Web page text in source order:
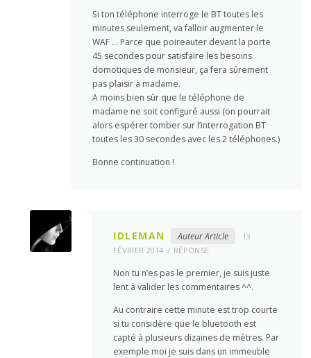
Si ton téléphone interroge le BT toutes les
minutes seulement, va falloir augmenter le
WAF … Parce que poireauter devant la porte
45 secondes pour satisfaire les besoins
domotiques de monsieur, ça fera sûrement
pas plaisir à madame.
A moins bien sûr que le téléphone de
madame ne soit configuré aussi (on pourrait
alors espérer tomber sur l’interrogation BT
toutes les 30 secondes avec les 2 téléphones.)
Bonne continuation !
IDLEMAN Auteur Article
13
FÉVRIER 2014
RÉPONSE
Non tu n’es pas le premier, je suis juste
lent à valider les commentaires ^^.
Au contraire cette minute est trop courte
si tu considère que le bluetooth est
capté à plusieurs dizaines de mètres. Par
exemple moi je suis dans un immeuble